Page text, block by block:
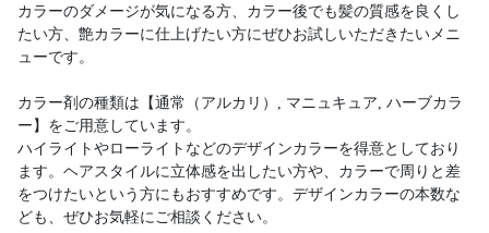
カラーのダメージが気になる方、カラー後でも髪の質感を良くし
たい方、艶カラーに仕上げたい方にぜひお試しいただきたいメニ
ューです。
カラー剤の種類は【通常（アルカリ）, マニュキュア, ハーブカラ
ー】をご用意しています。
ハイライトやローライトなどのデザインカラーを得意としており
ます。ヘアスタイルに立体感を出したい方や、カラーで周りと差
をつけたいという方にもおすすめです。デザインカラーの本数な
ども、ぜひお気軽にご相談ください。